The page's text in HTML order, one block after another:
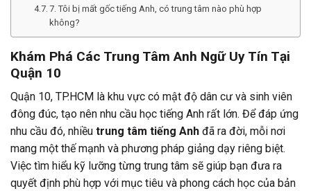
7. Tôi bị mất gốc tiếng Anh, có trung tâm nào phù hợp
không?
Khám Phá Các Trung Tâm Anh Ngữ Uy Tín Tại
Quận 10
Quận 10, TP.HCM là khu vực có mật độ dân cư và sinh viên
đông đúc, tạo nên nhu cầu học tiếng Anh rất lớn. Để đáp ứng
nhu cầu đó, nhiều trung tâm tiếng Anh đã ra đời, mỗi nơi
mang một thế mạnh và phương pháp giảng dạy riêng biệt.
Việc tìm hiểu kỹ lưỡng từng trung tâm sẽ giúp bạn đưa ra
quyết định phù hợp với mục tiêu và phong cách học của bản